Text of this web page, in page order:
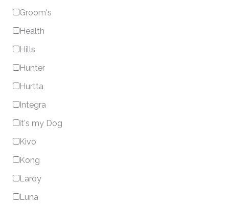
Groom's
Health
Hills
Hunter
Hurtta
Integra
it's my Dog
Kivo
Kong
Laroy
Luna